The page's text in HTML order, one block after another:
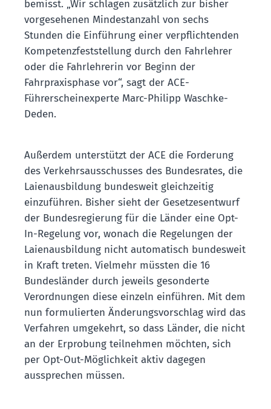
bemisst. „Wir schlagen zusätzlich zur bisher
vorgesehenen Mindestanzahl von sechs
Stunden die Einführung einer verpflichtenden
Kompetenzfeststellung durch den Fahrlehrer
oder die Fahrlehrerin vor Beginn der
Fahrpraxisphase vor“, sagt der ACE-
Führerscheinexperte Marc-Philipp Waschke-
Deden.
Außerdem unterstützt der ACE die Forderung
des Verkehrsausschusses des Bundesrates, die
Laienausbildung bundesweit gleichzeitig
einzuführen. Bisher sieht der Gesetzesentwurf
der Bundesregierung für die Länder eine Opt-
In-Regelung vor, wonach die Regelungen der
Laienausbildung nicht automatisch bundesweit
in Kraft treten. Vielmehr müssten die 16
Bundesländer durch jeweils gesonderte
Verordnungen diese einzeln einführen. Mit dem
nun formulierten Änderungsvorschlag wird das
Verfahren umgekehrt, so dass Länder, die nicht
an der Erprobung teilnehmen möchten, sich
per Opt-Out-Möglichkeit aktiv dagegen
aussprechen müssen.